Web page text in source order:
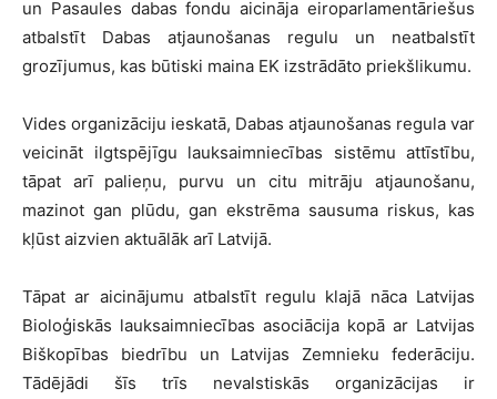
un Pasaules dabas fondu aicināja eiroparlamentāriešus
atbalstīt Dabas atjaunošanas regulu un neatbalstīt
grozījumus, kas būtiski maina EK izstrādāto priekšlikumu.
Vides organizāciju ieskatā, Dabas atjaunošanas regula var
veicināt ilgtspējīgu lauksaimniecības sistēmu attīstību,
tāpat arī palieņu, purvu un citu mitrāju atjaunošanu,
mazinot gan plūdu, gan ekstrēma sausuma riskus, kas
kļūst aizvien aktuālāk arī Latvijā.
Tāpat ar aicinājumu atbalstīt regulu klajā nāca Latvijas
Bioloģiskās lauksaimniecības asociācija kopā ar Latvijas
Biškopības biedrību un Latvijas Zemnieku federāciju.
Tādējādi šīs trīs nevalstiskās organizācijas ir